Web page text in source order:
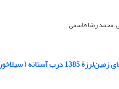
محمد رضا قاسمی
باختر ایران